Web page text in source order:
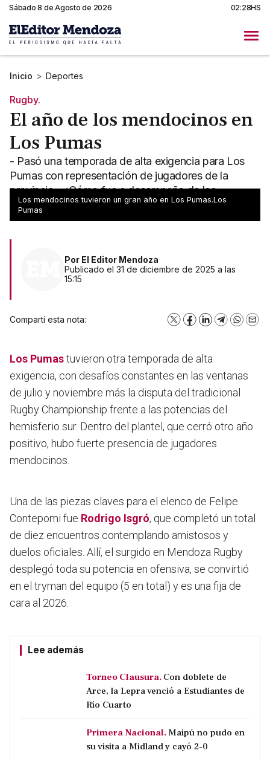
Sábado 8 de Agosto de 2026 02:28HS
Inicio > Deportes
Rugby.
El año de los mendocinos en
Los Pumas
- Pasó una temporada de alta exigencia para Los
Pumas con representación de jugadores de la
provincia - ¿Cómo fue e desempeño de los
mendocinos?
Los mendocinos tuvieron un gran año en Los Pumas.Los
Pumas
Por El Editor Mendoza
Publicado el 31 de diciembre de 2025 a las
15:15
Compartí esta nota: X Facebook
LinkedInTelegram
Los Pumastuvieron otra temporada de alta
exigencia, con desafíos constantes en las ventanas
de julio y noviembre más la disputa del tradicional
Rugby Championship frente a las potencias del
hemisferio sur. Dentro del plantel, que cerró otro año
positivo, hubo fuerte presencia de jugadores
mendocinos.
Una de las piezas claves para el elenco de Felipe
Contepomi fue Rodrigo Isgró, que completó un total
de diez encuentros contemplando amistosos y
duelos oficiales. Allí, el surgido en Mendoza Rugby
desplegó toda su potencia en ofensiva, se convirtió
en el tryman del equipo (5 en total) y es una fija de
cara al 2026.
Lee además
Torneo Clausura. Con doblete de
Arce, la Lepra venció a Estudiantes de
Río Cuarto
Primera Nacional. Maipú no pudo en
su visita a Midland y cayó 2-0